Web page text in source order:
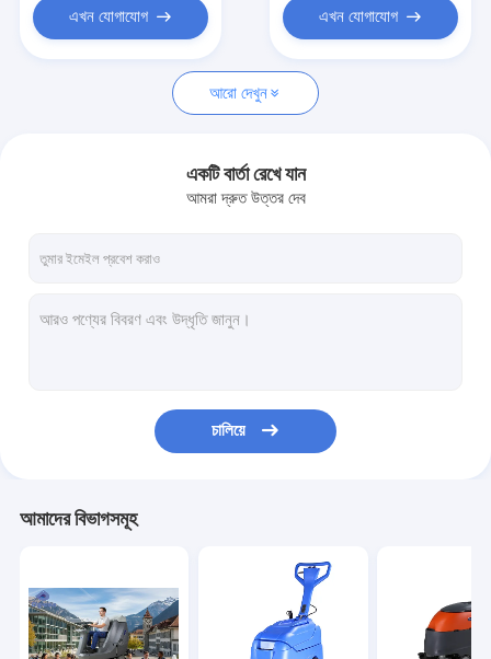
এখন যোগাযোগ এখন যোগাযোগ
আরো দেখুন
একটি বার্তা রেখে যান
আমরা দ্রুত উত্তর দেব
চালিয়ে
আমাদের বিভাগসমূহ